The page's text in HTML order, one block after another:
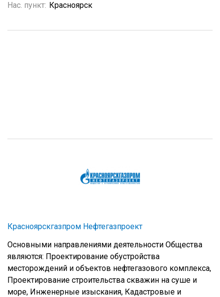
Нас. пункт: Красноярск
Красноярскгазпром Нефтегазпроект
Основными направлениями деятельности Общества
являются: Проектирование обустройства
месторождений и объектов нефтегазового комплекса,
Проектирование строительства скважин на суше и
море, Инженерные изыскания, Кадастровые и